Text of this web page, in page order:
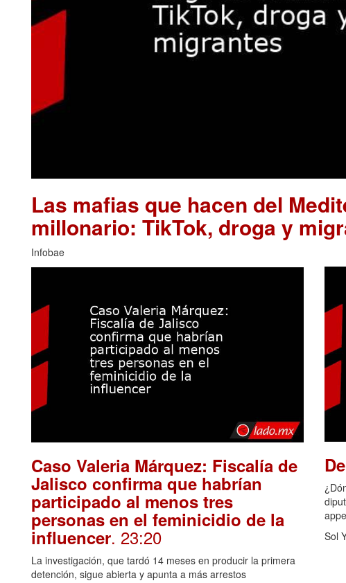
Las mafias que hacen del
millonario: TikTok, droga y
Infobae
Caso Valeria Márquez: Fiscalía de
Jalisco confirma que habrían
participado al menos tres
personas en el feminicidio de la
influencer. 23:20
La investigación, que tardó 14 meses en producir la primera
detención, sigue abierta y apunta a más arrestos
Sol